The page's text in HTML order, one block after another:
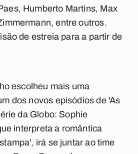
Humberto Martins, Max
entre outros.
de estreia para a partir de
escolheu mais uma
dos novos episódios de 'As
da Globo: Sophie
interpreta a romântica
irá se juntar ao time